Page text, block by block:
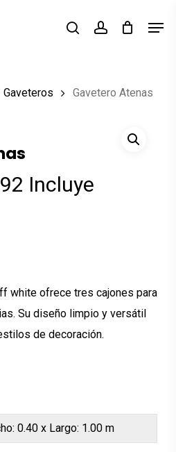
searchaccount
Gaveteros Gavetero Atenas
El
Incluye
white ofrece tres cajones para
Su diseño limpio y versátil
de decoración.
0.40 x Largo: 1.00 m